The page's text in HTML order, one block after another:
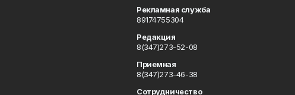
Рекламная служба
89174755304
Редакция
8(347)273-52-08
Приемная
8(347)273-46-38
Сотрудничество